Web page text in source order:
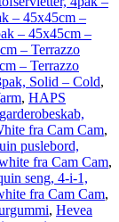
– 45x45cm –
– 45x45cm –
– Terrazzo
– Terrazzo
Solid – Cold,
, HAPS
fra Cam Cam,
puslebord,
fra Cam Cam,
seng, 4-i-1,
fra Cam Cam,
, Hevea